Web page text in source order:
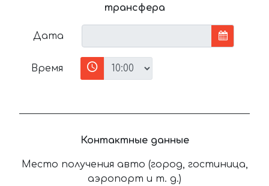
трансфера
Дата
Время
Контактные данные
Место получения авто (город, гостиница,
аэропорт и т. д.)